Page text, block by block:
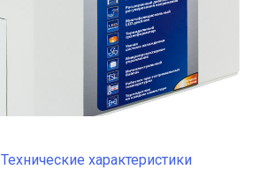
Технические характеристики